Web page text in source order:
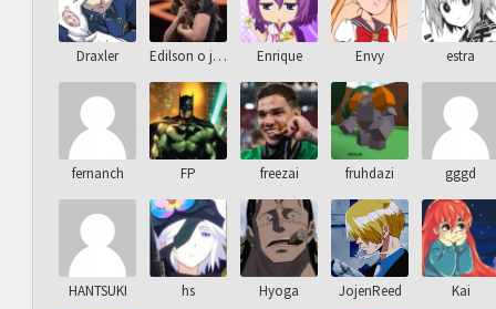
Draxler Edilson o jogador Enrique Envy estra
fernanch FP freezai fruhdazi gggd
HANTSUKI hs Hyoga JojenReed Kai